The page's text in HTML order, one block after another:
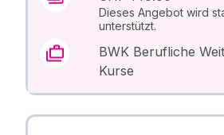
Dieses Angebot wird
unterstützt.
BWK Berufliche
Kurse